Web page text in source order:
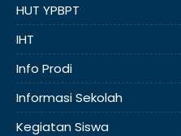
HUT YPBPT
IHT
Info Prodi
Informasi Sekolah
Kegiatan Siswa